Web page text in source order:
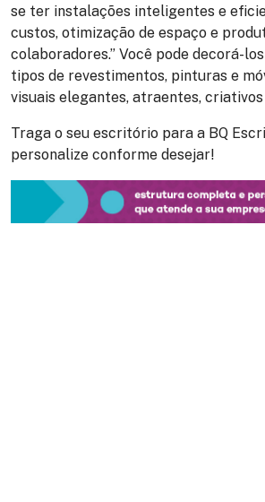
se ter instalações inteligentes e
custos, otimização de espaço e
colaboradores.” Você pode decorá-
tipos de revestimentos, pinturas e
visuais elegantes, atraentes,
Traga o seu escritório para a BQ
personalize conforme desejar!